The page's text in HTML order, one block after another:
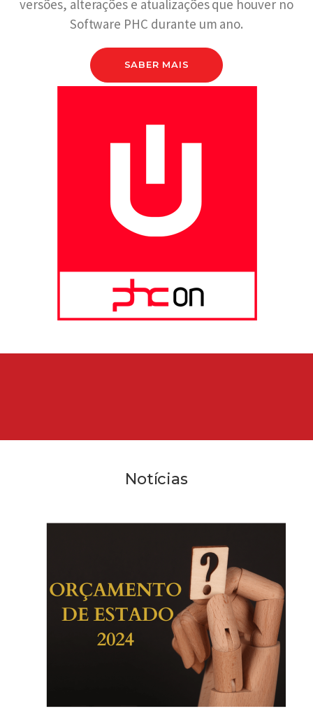
versões, alterações e atualizações que houver no
Software PHC durante um ano.
SABER MAIS
Notícias